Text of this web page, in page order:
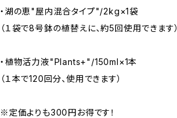
・湖の恵"屋内混合タイプ"/2kg×1袋
（１袋で8号鉢の植替えに、約5回使用できます）
・植物活力液"Plants+"/150ml×1本
（１本で120回分、使用できます）
※定価よりも300円お得です！